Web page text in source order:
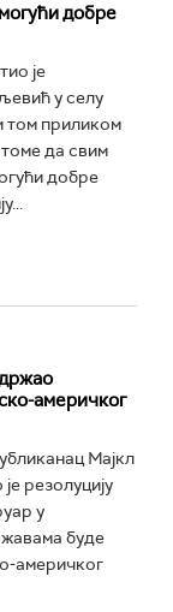
добре
је
у селу
том приликом
да свим
добре
америчког
Мајкл
резолуцију
у
буде
америчког